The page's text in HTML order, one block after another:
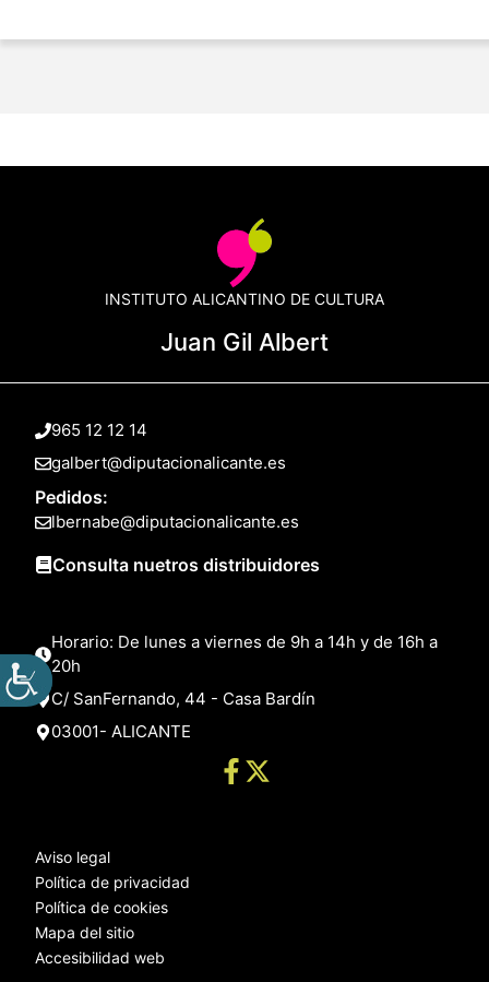
INSTITUTO ALICANTINO DE CULTURA
Juan Gil Albert
965 12 12 14
galbert@diputacionalicante.es
Pedidos:
lbernabe@diputacionalicante.es
Consulta nuetros distribuidores
Horario: De lunes a viernes de 9h a 14h y de 16h a
20h
C/ SanFernando, 44 - Casa Bardín
03001- ALICANTE
Aviso legal
Política de privacidad
Política de cookies
Mapa del sitio
Accesibilidad web